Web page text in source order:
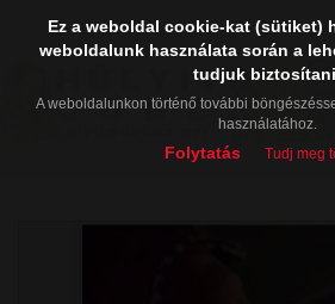
Ez a weboldal cookie-kat (sütiket)
weboldalunk használata során a
tudjuk
A weboldalunkon történő további
használatához.
Folytatás Tudj meg